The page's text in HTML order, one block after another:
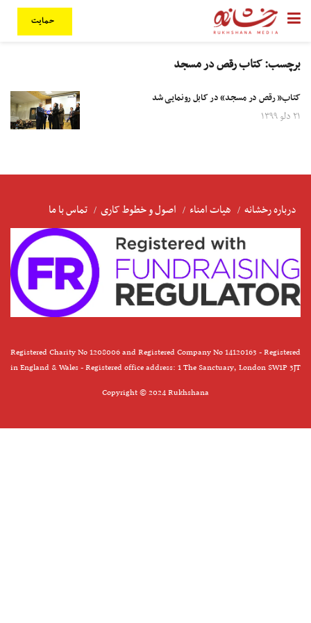
حمایت
برچسب:کتاب رقص در مسجد
کتاب« رقص در مسجد» در کابل رونمایی شد
۲۱ دلو ۱۳۹۹
درباره رخشانه هیات امناء اصول و خطوط کاری تماس با ما
Registered Charity No 1208006 and Registered Company No 14120163 - Registered
in England & Wales - Registered office address: 1 The Sanctuary, London SW1P 3JT
Copyright © 2024 Rukhshana